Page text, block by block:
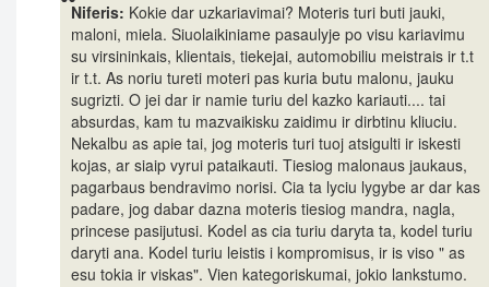
Niferis: Kokie dar uzkariavimai? Moteris turi buti jauki,
maloni, miela. Siuolaikiniame pasaulyje po visu kariavimu
su virsininkais, klientais, tiekejai, automobiliu meistrais ir t.t
ir t.t. As noriu tureti moteri pas kuria butu malonu, jauku
sugrizti. O jei dar ir namie turiu del kazko kariauti.... tai
absurdas, kam tu mazvaikisku zaidimu ir dirbtinu kliuciu.
Nekalbu as apie tai, jog moteris turi tuoj atsigulti ir iskesti
kojas, ar siaip vyrui pataikauti. Tiesiog malonaus jaukaus,
pagarbaus bendravimo norisi. Cia ta lyciu lygybe ar dar kas
padare, jog dabar dazna moteris tiesiog mandra, nagla,
princese pasijutusi. Kodel as cia turiu daryta ta, kodel turiu
daryti ana. Kodel turiu leistis i kompromisus, ir is viso " as
esu tokia ir viskas". Vien kategoriskumai, jokio lankstumo.